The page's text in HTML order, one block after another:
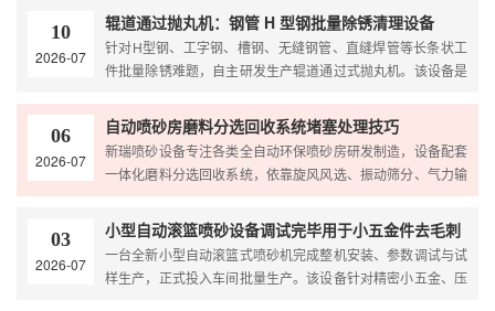
10
2026-07
辊道通过抛丸机：钢管 H 型钢批量除锈清理设备
针对H型钢、工字钢、槽钢、无缝钢管、直缝焊管等长条状工
件批量除锈难题，自主研发生产辊道通过式抛丸机。该设备是
06
2026-07
自动喷砂房磨料分选回收系统堵塞处理技巧
新瑞喷砂设备专注各类全自动环保喷砂房研发制造，设备配套
一体化磨料分选回收系统，依靠旋风风选、振动筛分、气力输
送实现磨料循环复用，大幅降低耗材成本。西南地区高温多...
03
2026-07
小型自动滚篮喷砂设备调试完毕用于小五金件去毛刺
一台全新小型自动滚篮式喷砂机完成整机安装、参数调试与试
样生产，正式投入车间批量生产。该设备针对精密小五金、压